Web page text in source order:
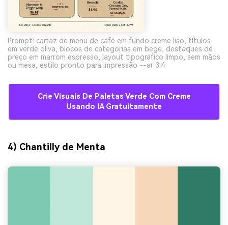
Prompt: cartaz de menu de café em fundo creme liso, títulos
em verde oliva, blocos de categorias em bege, destaques de
preço em marrom espresso, layout tipográfico limpo, sem mãos
ou mesa, estilo pronto para impressão --ar 3:4
Crie Visuais De Paletas Verde Com Creme
Usando IA Gratuitamente
4) Chantilly de Menta